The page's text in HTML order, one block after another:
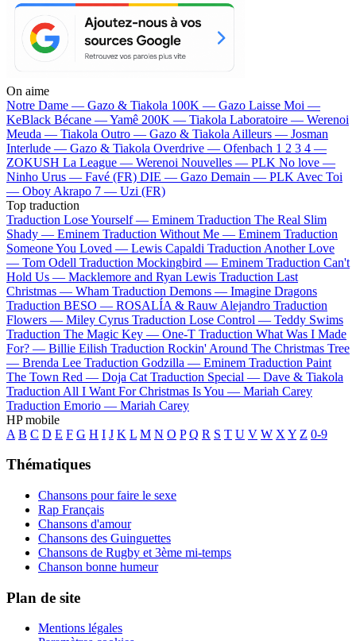
On aime
Notre Dame — Gazo & Tiakola 100K — Gazo Laisse Moi —
KeBlack Bécane —Yamê 200K — Tiakola Laboratoire — Werenoi
Meuda — Tiakola Outro — Gazo & Tiakola Ailleurs — Josman
Interlude — Gazo & Tiakola Overdrive — Ofenbach 1 2 3 4 —
ZOKUSH La League — Werenoi Nouvelles — PLK No love —
Ninho Urus — Favé (FR) DIE — Gazo Demain — PLK Avec Toi
— Oboy Akrapo 7 — Uzi (FR)
Top traduction
Traduction Lose Yourself — Eminem Traduction The Real Slim
Shady — Eminem Traduction Without Me — Eminem Traduction
Someone You Loved — Lewis Capaldi Traduction Another Love
— Tom Odell Traduction Mockingbird — Eminem Traduction Can't
Hold Us — Macklemore and Ryan Lewis Traduction Last
Christmas — Wham Traduction Demons — Imagine Dragons
Traduction BESO — ROSALÍA & Rauw Alejandro Traduction
Flowers — Miley Cyrus Traduction Lose Control — Teddy Swims
Traduction The Magic Key — One-T Traduction What Was I Made
For? — Billie Eilish Traduction Rockin' Around The Christmas Tree
— Brenda Lee Traduction Godzilla — Eminem Traduction Paint
The Town Red — Doja Cat Traduction Special — Dave & Tiakola
Traduction All I Want For Christmas Is You — Mariah Carey
Traduction Emorio — Mariah Carey
HP mobile
A B C D E F G H I J K L M N O P Q R S T U V W X Y Z 0-9
Thématiques
Chansons pour faire le sexe
Rap Français
Chansons d'amour
Chansons des Guinguettes
Chansons de Rugby et 3ème mi-temps
Chanson bonne humeur
Plan de site
Mentions légales